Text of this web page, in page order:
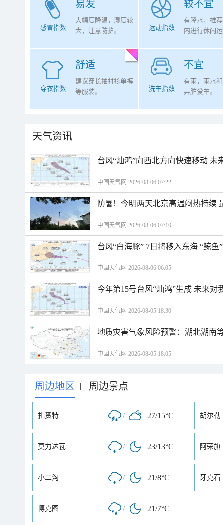
易发
感冒指数
大幅度降温，湿度较
大，注意防护。
较不宜
运动指数
有降水，推
内进行休闲
舒适
穿衣指数
建议穿长袖衬衫单裤
等服装。
不宜
洗车指数
有雨，雨水
弄脏爱车。
天气资讯
台风“灿鸿”向西北方向快速移动 未
中国天气网 2026-08-06 07:22
防暑！今明两天北京高温闷热持续
中国天气网 2026-08-06 07:10
台风“白海豚” 7日将移入东海 “鲸
中国天气网 2026-08-06 06:05
今年第15号台风“灿鸿”生成 未来对
中国天气网 2026-08-05 18:30
地质灾害气象风险预警：湖北湖南
中国天气网 2026-08-05 18:05
周边地区 | 周边景点
扎赉特 / 27/15°C 胡尔勒
莫力达瓦 / 23/13°C 阿荣旗
小二沟 / 21/8°C 牙克石
博克图 / 21/7°C